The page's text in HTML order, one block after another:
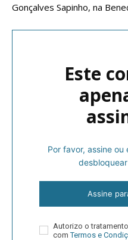
Gonçalves Sapinho, na
Este
Por favor, assine
Assine
Autorizo o
comTermos e